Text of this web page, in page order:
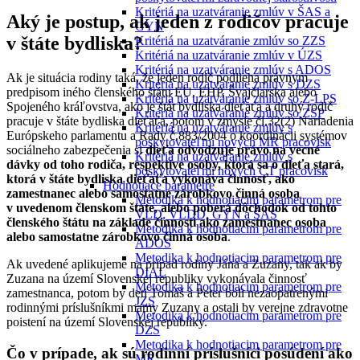
Kritériá na uzatváranie zmlúv v ŠAS a
GYN
Kritériá na uzatváranie zmlúv so ZZS
Kritériá na uzatváranie zmlúv v ÚZS
Kritériá na uzatváranie zmlúv s ADOS
Kritériá na uzatváranie zmlúv s DZS
Kritériá na uzatváranie zmlúv so Z-LPS
Kritériá na uzatváranie zmlúv so ZSP
Kritériá na uzatváranie zmlúv s
poskytovateľmi nových MR pracovísk
Kritériá na uzatváranie zmlúv s
poskytovateľmi nových CT pracovísk
Hodnotiace parametre
Metodika k hodnotiacim parametrom pre
VLD, VLDD, GYN a ŠAS
Metodika k hodnotiacim parametrom pre
ADOS
Metodika k hodnotiacim parametrom pre
DIAL
Metodika k hodnotiacim parametrom pre
JZS
Metodika k hodnotiacim parametrom pre
DZS
Metodika k hodnotiacim parametrom pre
Aký je postup, ak jeden z rodičov pracuje
v štáte bydliska?
Ak je situácia rodiny taká, že jeden rodič podlieha právnym
predpisom iného členského štátu EU, EHP, Švajčiarska alebo
Spojeného kráľovstva, ako je štát bydliska dieťaťa a druhý rodič
pracuje v štáte bydliska dieťaťa, potom v zmysle čl.32(2) Nariadenia
Európskeho parlamentu a Rady č.883/2004 o koordinácii systémov
sociálneho zabezpečenia sidieťa odvodzuje právo na vecné
dávky od toho rodiča, respektíve osoby, ktorá sa o dieťa stará,
ktorá v štáte bydliska dieťaťa vykonáva činnosť, ako
zamestnanec alebo samostatne zárobkovo činná osoba
v uvedenom členskom štáte, alebo poberá dôchodok od tohto
členského štátu na základe činnosti ako zamestnanec osoba
alebo samostatne zárobkovo činná osoba.
Ak uvedené aplikujeme na prípad rodiny Jána a Zuzany, tak ak by
Zuzana na území Slovenskej republiky vykonávala činnosť
zamestnanca, potom by deti Tomáš a Peter boli nezaopatrenými
rodinnými príslušníkmi mamy Zuzany a ostali by verejne zdravotne
poistení na území Slovenskej republiky.
Čo v prípade, ak sú rodinní príslušníci posúdení ako